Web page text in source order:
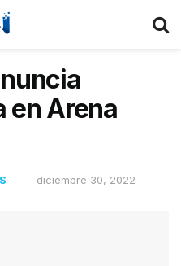
en Arena
diciembre 30, 2022